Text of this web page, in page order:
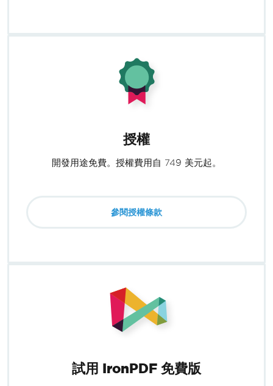
授權
開發用途免費。授權費用自 749 美元起。
參閱授權條款
試用 IronPDF 免費版